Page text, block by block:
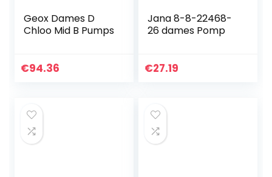
Geox Dames D
Chloo Mid B Pumps
€94.36
Jana 8-8-22468-
26 dames Pomp
€27.19